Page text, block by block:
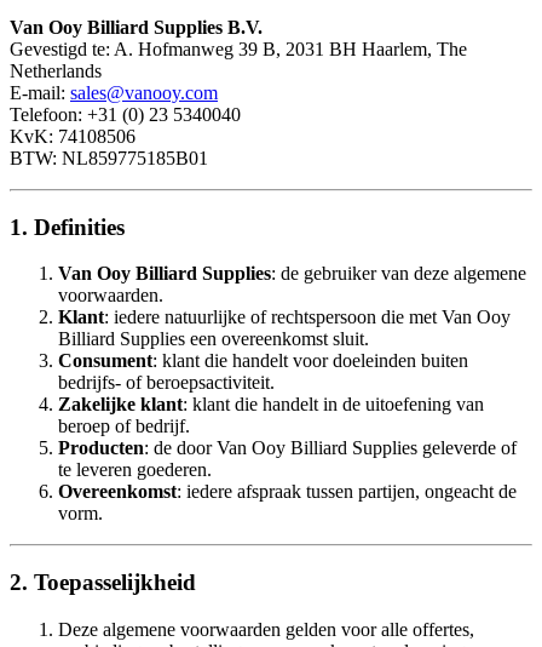
Van Ooy Billiard Supplies B.V.
Gevestigd te: A. Hofmanweg 39 B, 2031 BH Haarlem, The
Netherlands
E-mail: sales@vanooy.com
Telefoon: +31 (0) 23 5340040
KvK: 74108506
BTW: NL859775185B01
1. Definities
Van Ooy Billiard Supplies: de gebruiker van deze algemene
voorwaarden.
Klant: iedere natuurlijke of rechtspersoon die met Van Ooy
Billiard Supplies een overeenkomst sluit.
Consument: klant die handelt voor doeleinden buiten
bedrijfs- of beroepsactiviteit.
Zakelijke klant: klant die handelt in de uitoefening van
beroep of bedrijf.
Producten: de door Van Ooy Billiard Supplies geleverde of
te leveren goederen.
Overeenkomst: iedere afspraak tussen partijen, ongeacht de
vorm.
2. Toepasselijkheid
Deze algemene voorwaarden gelden voor alle offertes,